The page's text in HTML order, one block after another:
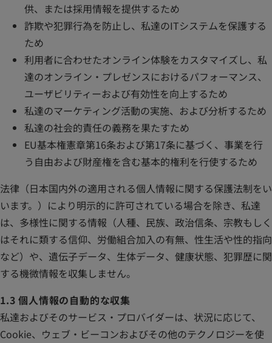
供、または採用情報を提供するため
詐欺や犯罪行為を防止し、私達のITシステムを保護する
ため
利用者に合わせたオンライン体験をカスタマイズし、私
達のオンライン・プレゼンスにおけるパフォーマンス、
ユーザビリティーおよび有効性を向上するため
私達のマーケティング活動の実施、および分析するため
私達の社会的責任の義務を果たすため
EU基本権憲章第16条および第17条に基づく、事業を行
う自由および財産権を含む基本的権利を行使するため
法律（日本国内外の適用される個人情報に関する保護法制をい
います。）により明示的に許可されている場合を除き、私達
は、多様性に関する情報（人種、民族、政治信条、宗教もしく
はそれに類する信仰、労働組合加入の有無、性生活や性的指向
など）や、遺伝子データ、生体データ、健康状態、犯罪歴に関
する機微情報を収集しません。
1.3 個人情報の自動的な収集
私達およびそのサービス・プロバイダーは、状況に応じて、
Cookie、ウェブ・ビーコンおよびその他のテクノロジーを使